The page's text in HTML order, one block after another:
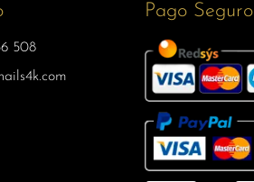
508
Pago Seguro